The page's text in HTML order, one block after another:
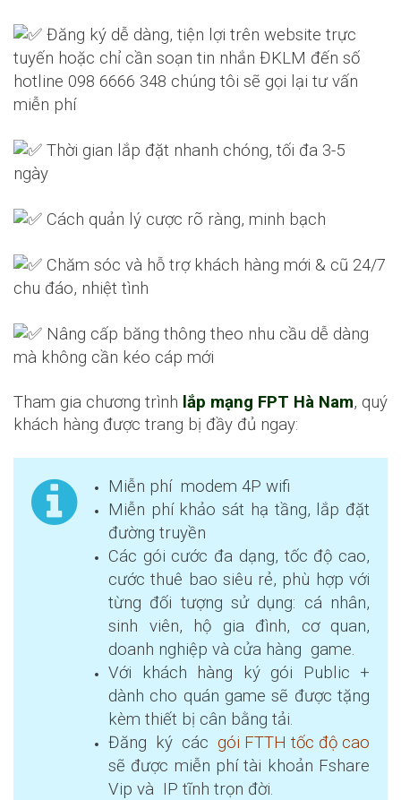
Đăng ký dễ dàng, tiện lợi trên website trực
tuyến hoặc chỉ cần soạn tin nhắn ĐKLM đến số
hotline 098 6666 348 chúng tôi sẽ gọi lại tư vấn
miễn phí
Thời gian lắp đặt nhanh chóng, tối đa 3-5
ngày
Cách quản lý cược rõ ràng, minh bạch
Chăm sóc và hỗ trợ khách hàng mới & cũ 24/7
chu đáo, nhiệt tình
Nâng cấp băng thông theo nhu cầu dễ dàng
mà không cần kéo cáp mới
Tham gia chương trình lắp mạng FPT Hà Nam, quý
khách hàng được trang bị đầy đủ ngay:
Miễn phí modem 4P wifi
Miễn phí khảo sát hạ tầng, lắp đặt
đường truyền
Các gói cước đa dạng, tốc độ cao,
cước thuê bao siêu rẻ, phù hợp với
từng đối tượng sử dụng: cá nhân,
sinh viên, hộ gia đình, cơ quan,
doanh nghiệp và cửa hàng game.
Với khách hàng ký gói Public +
dành cho quán game sẽ được tặng
kèm thiết bị cân bằng tải.
Đăng ký các gói FTTH tốc độ cao
sẽ được miễn phí tài khoản Fshare
Vip và IP tĩnh trọn đời.